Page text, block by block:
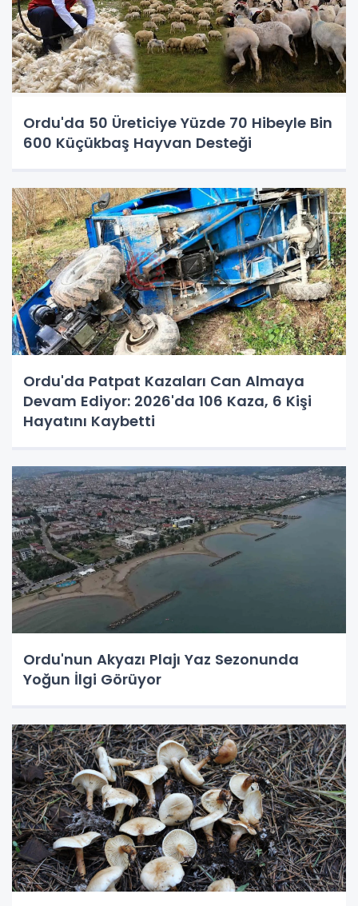
Ordu'da 50 Üreticiye Yüzde 70 Hibeyle Bin
600 Küçükbaş Hayvan Desteği
Ordu'da Patpat Kazaları Can Almaya
Devam Ediyor: 2026'da 106 Kaza, 6 Kişi
Hayatını Kaybetti
Ordu'nun Akyazı Plajı Yaz Sezonunda
Yoğun İlgi Görüyor